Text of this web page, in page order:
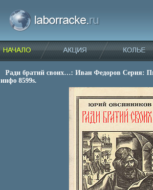
Ради братий своих…: Иван Федоров Серия:
инфо 8599s.